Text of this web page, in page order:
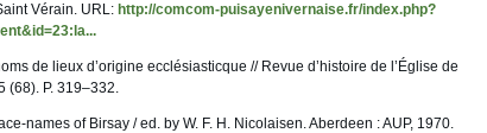
Vérain. URL: http://comcom-puisayenivernaise.fr/index.php?
de lieux d’origine ecclésiasticque // Revue d’histoire de l’Église de
(68). P. 319–332.
names of Birsay / ed. by W. F. H. Nicolaisen. Aberdeen : AUP, 1970.